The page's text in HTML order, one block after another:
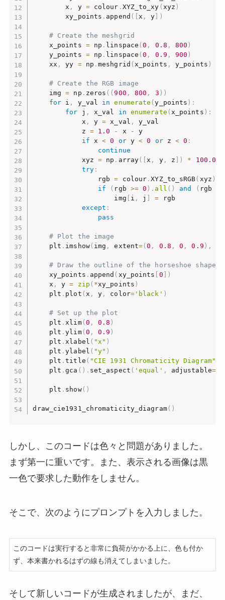
        x
, y = colour . XYZ_to_xy ( xyz )
        xy_points
. append ( x , y )
# Create the meshgrid
    x_points
= np . linspace (0 , 0.8 , 800 )
    y_points
= np . linspace (0 , 0.9 , 900 )
    xx
, yy = np .meshgrid ( x_points , y_points )
# Create the RGB image
    img
= np . zeros ( (900 , 800 , 3 ) )
for i , y_val in enumerate (y_points ) :
for j , x_val in enumerate ( x_points ) :
            x
, y = x_val ,
y_val
            z
= 1.0 - x -
y
if x < 0 or y < 0 or z < 0 :
continue
            xyz
= np . array( x , y, z ) *
100.0
try:
                rgb
= colour .XYZ_to_sRGB( xyz )
if
( rgb >= 0 ) . all ( ) and ( rgb
                    img
i , j = rgb
except :
pass
# Plot the image
    plt
. imshow( img , extent=(0 , 0.8 , 0 , 0.9 ) ,
# Draw the outline of the horseshoe shape
    xy_points
. append ( xy_points 0
)
    x
, y = zip ( *xy_points )
    plt
. plot ( x , y , color='black' )
# Set up the plot
    plt
. xlim( 0 , 0.8 )
    plt
.ylim( 0 , 0.9 )
    plt
. xlabel ( "x" )
    plt
.ylabel ( "y" )
    plt
.title ( "CIE 1931 Chromaticity Diagram"
    plt
.gca ( ) . set_aspect ( 'equal' , adjustable=
    plt
. show( )
draw_cie1931_chromaticity_diagram( )
しかし、このコードは色々と問題がありました。
まず第一に重いです。また、表示される画像は黒
一色で要求した動作をしません。
そこで、次のようにプロンプトを入力しました。
このコードは実行すると非常に負荷がかかる上に、色も付か
ず、本来書かれるはずの線も消えてしまいました。
そして新しいコードが生成されましたが、まだ、